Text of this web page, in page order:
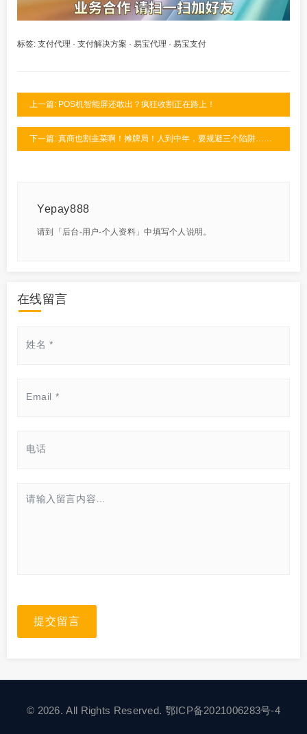
标签: 支付代理 · 支付解决方案 · 易宝代理 · 易宝支付
上一篇: POS机智能屏还敢出？疯狂收割正在路上！
下一篇: 真商也割韭菜啊！摊牌局！人到中年，要规避三个陷阱……
Yepay888
请到「后台-用户-个人资料」中填写个人说明。
在线留言
提交留言
© 2026. All Rights Reserved. 鄂ICP备2021006283号-4